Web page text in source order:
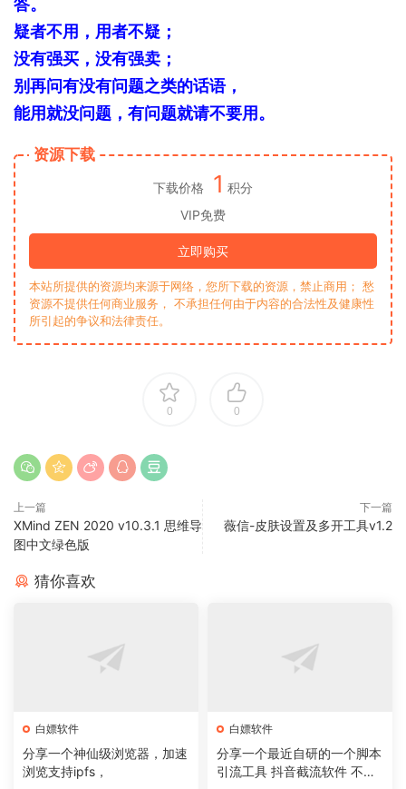
答。
疑者不用，用者不疑；
没有强买，没有强卖；
别再问有没有问题之类的话语，
能用就没问题，有问题就请不要用。
资源下载
下载价格 1 积分
VIP免费
立即购买
本站所提供的资源均来源于网络，您所下载的资源，禁止商用； 愁
资源不提供任何商业服务， 不承担任何由于内容的合法性及健康性
所引起的争议和法律责任。
0 0
上一篇
XMind ZEN 2020 v10.3.1 思维导
图中文绿色版
下一篇
薇信-皮肤设置及多开工具v1.2
猜你喜欢
白嫖软件
分享一个神仙级浏览器，加速
浏览支持ipfs，
白嫖软件
分享一个最近自研的一个脚本
引流工具 抖音截流软件 不封